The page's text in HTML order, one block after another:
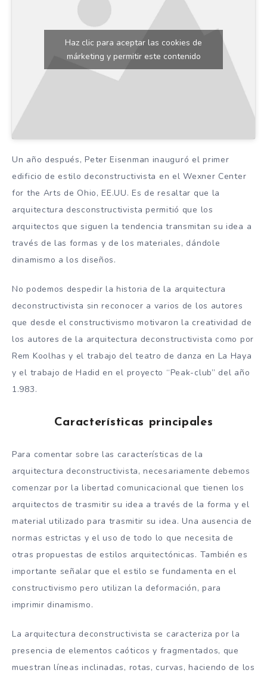
Haz clic para aceptar las cookies de
márketing y permitir este contenido
Un año después, Peter Eisenman inauguró el primer
edificio de estilo deconstructivista en el Wexner Center
for the Arts de Ohio, EE.UU. Es de resaltar que la
arquitectura desconstructivista permitió que los
arquitectos que siguen la tendencia transmitan su idea a
través de las formas y de los materiales, dándole
dinamismo a los diseños.
No podemos despedir la historia de la arquitectura
deconstructivista sin reconocer a varios de los autores
que desde el constructivismo motivaron la creatividad de
los autores de la arquitectura deconstructivista como por
Rem Koolhas y el trabajo del teatro de danza en La Haya
y el trabajo de Hadid en el proyecto “Peak-club” del año
1.983.
Características principales
Para comentar sobre las características de la
arquitectura deconstructivista, necesariamente debemos
comenzar por la libertad comunicacional que tienen los
arquitectos de trasmitir su idea a través de la forma y el
material utilizado para trasmitir su idea. Una ausencia de
normas estrictas y el uso de todo lo que necesita de
otras propuestas de estilos arquitectónicas. También es
importante señalar que el estilo se fundamenta en el
constructivismo pero utilizan la deformación, para
imprimir dinamismo.
La arquitectura deconstructivista se caracteriza por la
presencia de elementos caóticos y fragmentados, que
muestran líneas inclinadas, rotas, curvas, haciendo de los